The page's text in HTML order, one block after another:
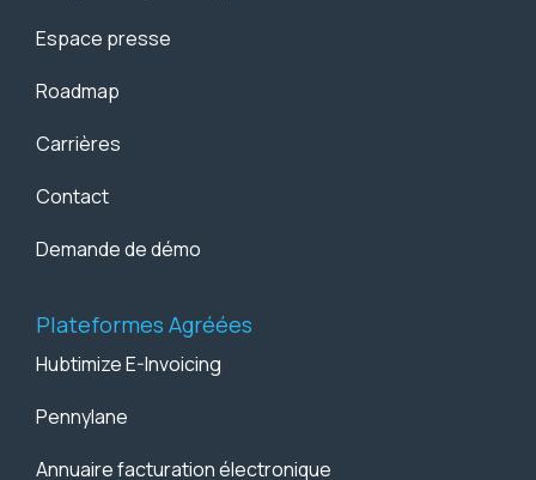
Espace presse
Roadmap
Carrières
Contact
Demande de démo
Plateformes Agréées
Hubtimize E-Invoicing
Pennylane
Annuaire facturation électronique